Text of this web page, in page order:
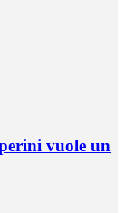
vuole un